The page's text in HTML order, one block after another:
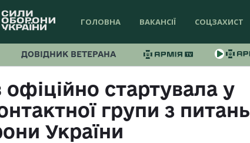
ГОЛОВНА ВАКАНСІЇ СОЦЗАХИСТ
ДОВІДНИК ВЕТЕРАНА
офіційно стартувала у
групи з питань
України